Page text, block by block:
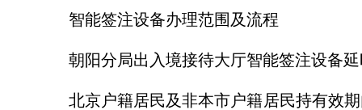
智能签注设备办理范围及流程
朝阳分局出入境接待大厅智能签注设备延
北京户籍居民及非本市户籍居民持有效期